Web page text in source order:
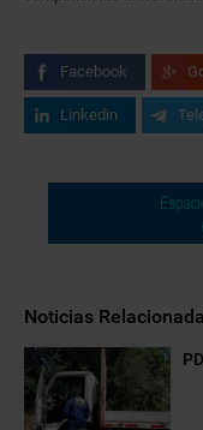
Facebook
Linkedin
Noticias